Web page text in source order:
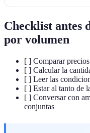
Checklist antes
por volumen
[ ] Comparar
[ ] Calcular la
[ ] Leer las
[ ] Estar al tanto de
[ ] Conversar con
conjuntas